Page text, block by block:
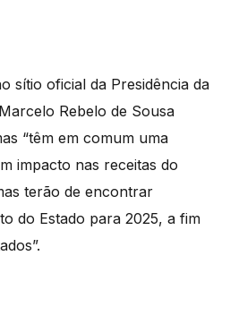
sítio oficial da Presidência da
Rebelo de Sousa
“têm em comum uma
impacto nas receitas do
terão de encontrar
do Estado para 2025, a fim